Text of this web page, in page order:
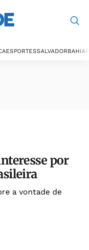
ESPORTESSALVADORBAHIA
por
a vontade de